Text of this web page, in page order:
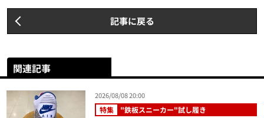
記事に戻る
関連記事
2026/08/08 20:00
特集 "鉄板スニーカー"試し履き